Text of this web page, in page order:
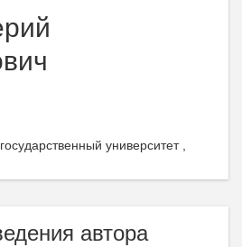
университет ,
автора